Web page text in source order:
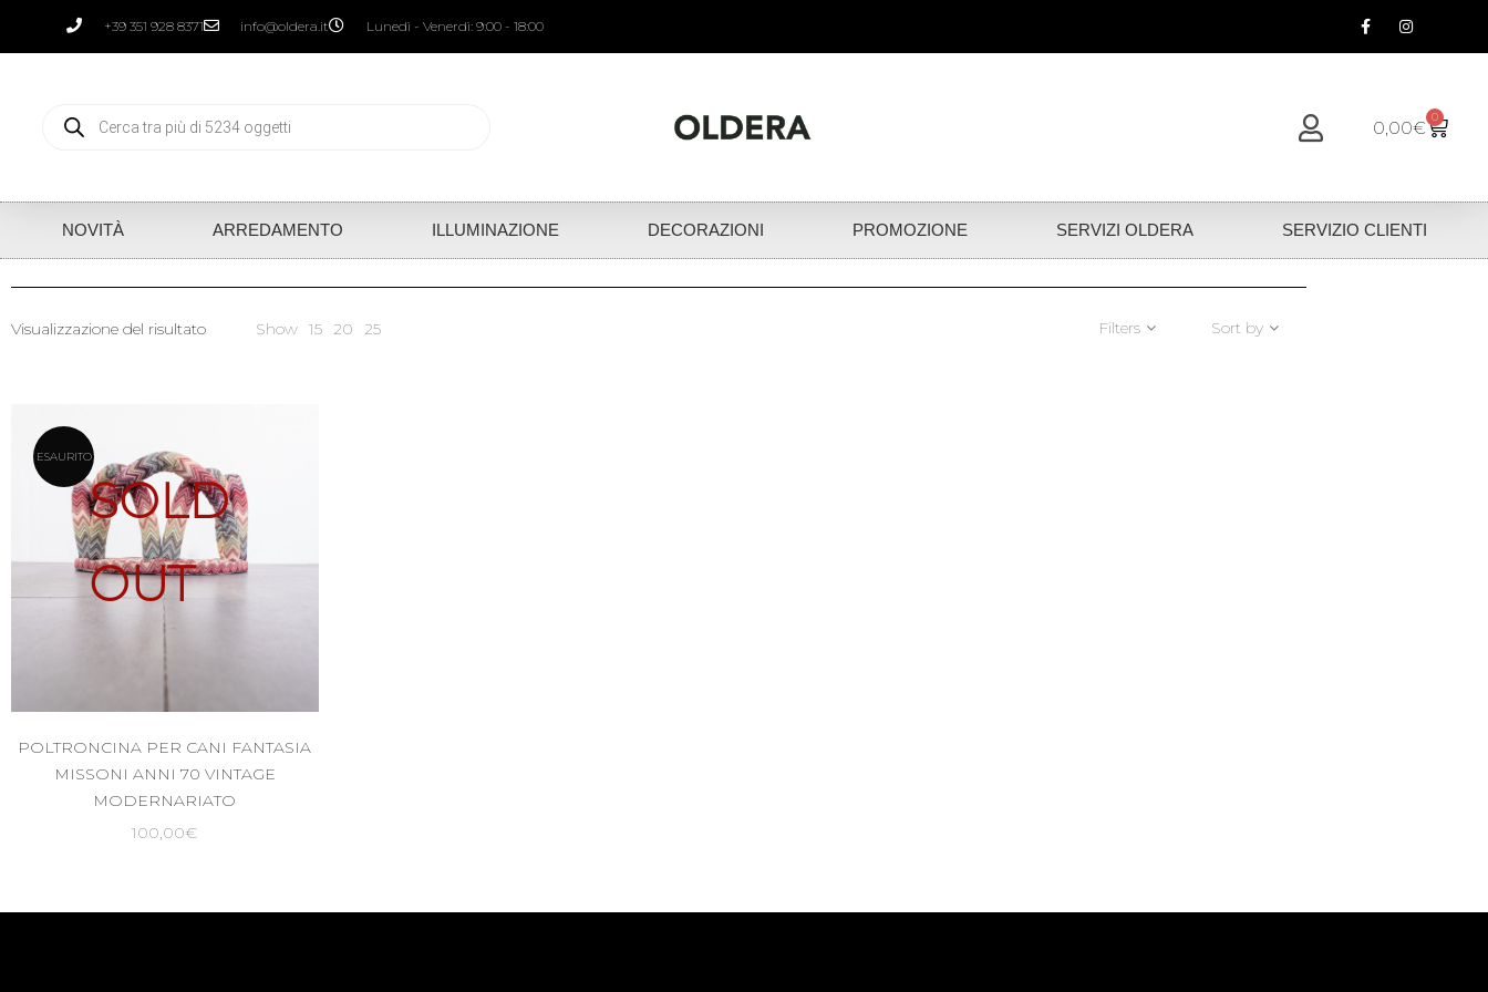
+39 351 928 8371 info@oldera.it Lunedì - Venerdì: 9:00 - 18:00
0,00€ 0
NOVITÀ ARREDAMENTO ILLUMINAZIONE DECORAZIONI PROMOZIONE SERVIZI OLDERA SERVIZIO CLIENTI
Visualizzazione del risultato Show 15 20 25 Filters Sort by
SOLD
OUT
ESAURITO
POLTRONCINA PER CANI FANTASIA
MISSONI ANNI 70 VINTAGE
MODERNARIATO
100,00€